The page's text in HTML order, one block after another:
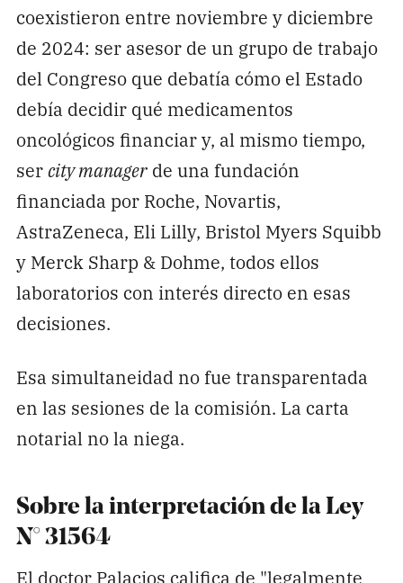
coexistieron entre noviembre y diciembre
de 2024: ser asesor de un grupo de trabajo
del Congreso que debatía cómo el Estado
debía decidir qué medicamentos
oncológicos financiar y, al mismo tiempo,
sercity managerde una fundación
financiada por Roche, Novartis,
AstraZeneca, Eli Lilly, Bristol Myers Squibb
y Merck Sharp & Dohme, todos ellos
laboratorios con interés directo en esas
decisiones.
Esa simultaneidad no fue transparentada
en las sesiones de la comisión. La carta
notarial no la niega.
Sobre la interpretación de la Ley
N° 31564
El doctor Palacios califica de "legalmente